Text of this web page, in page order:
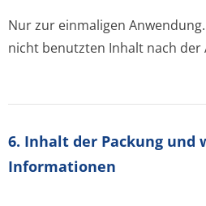
Nur zur einmaligen
nicht benutzten Inhalt nach der
6. Inhalt der Packung und
Informationen